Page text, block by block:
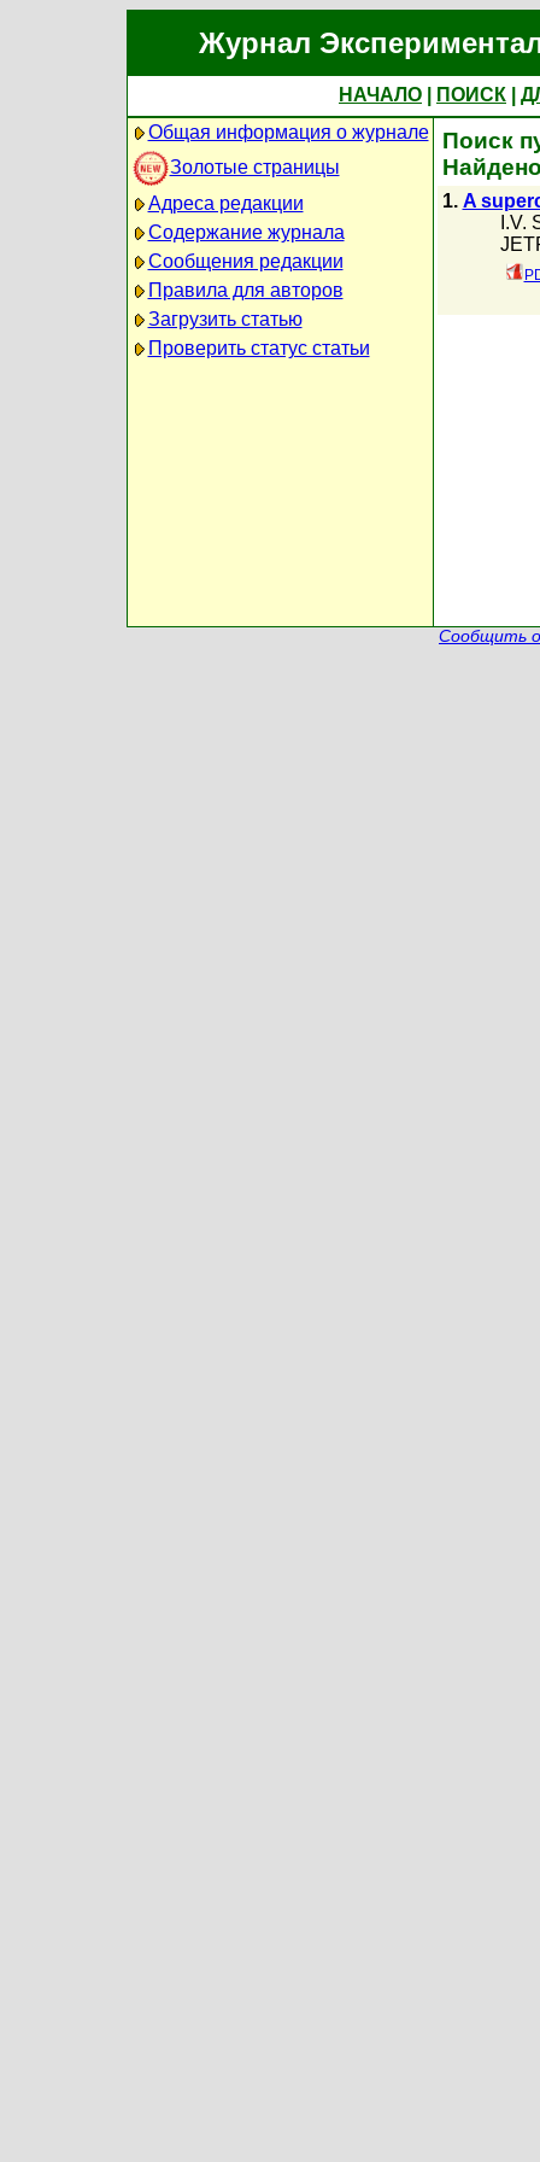
Журнал
НАЧАЛО ПОИСК
Общая информация о журнале
Золотые страницы
Адреса редакции
Содержание журнала
Сообщения редакции
Правила для авторов
Загрузить статью
Проверить статус статьи
Поиск
1. A
I.V.
Сообщить о